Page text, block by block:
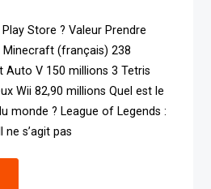
Store ? Valeur Prendre
Minecraft (français) 238
Auto V 150 millions 3 Tetris
Wii 82,90 millions Quel est le
monde ? League of Legends :
s’agit pas